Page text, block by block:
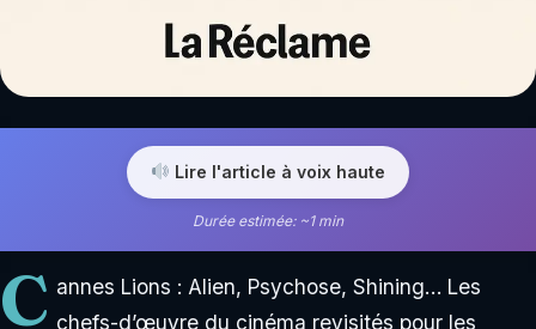
Lire l'article à voix haute
Durée estimée: ~1 min
C annes Lions : Alien, Psychose, Shining… Les
chefs-d’œuvre du cinéma revisités pour les